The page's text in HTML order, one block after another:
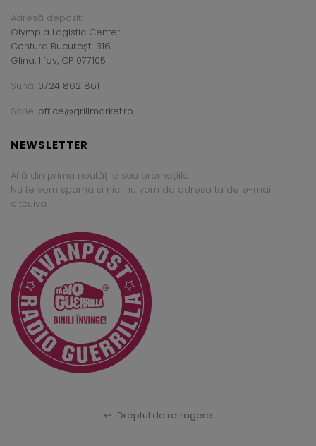
Adresă depozit:
Olympia Logistic Center
Centura București 316
Glina, Ilfov, CP 077105
Sună: 0724 862 861
Scrie: office@grillmarket.ro
NEWSLETTER
Află din prima noutățile sau promoțiile.
Nu te vom spama și nici nu vom da adresa ta de e-mail
altcuiva.
↩ Dreptul de retragere